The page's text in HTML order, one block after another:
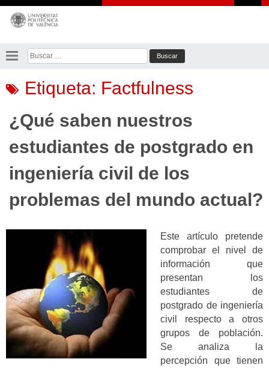
Saltar
contenido
Buscar:
Etiqueta: Factfulness
¿Qué saben nuestros
estudiantes de postgrado en
ingeniería civil de los
problemas del mundo actual?
Este artículo pretende
comprobar el nivel de
información que
presentan los
estudiantes de
postgrado de ingeniería
civil respecto a otros
grupos de población.
Se analiza la
percepción que tienen